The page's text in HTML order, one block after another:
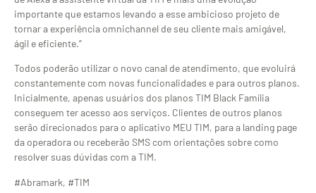
importante que estamos levando a esse ambicioso projeto de
tornar a experiência omnichannel de seu cliente mais amigável,
ágil e eficiente.”
Todos poderão utilizar o novo canal de atendimento, que evoluirá
constantemente com novas funcionalidades e para outros planos.
Inicialmente, apenas usuários dos planos TIM Black Família
conseguem ter acesso aos serviços. Clientes de outros planos
serão direcionados para o aplicativo MEU TIM, para a landing page
da operadora ou receberão SMS com orientações sobre como
resolver suas dúvidas com a TIM.
#Abramark, #TIM